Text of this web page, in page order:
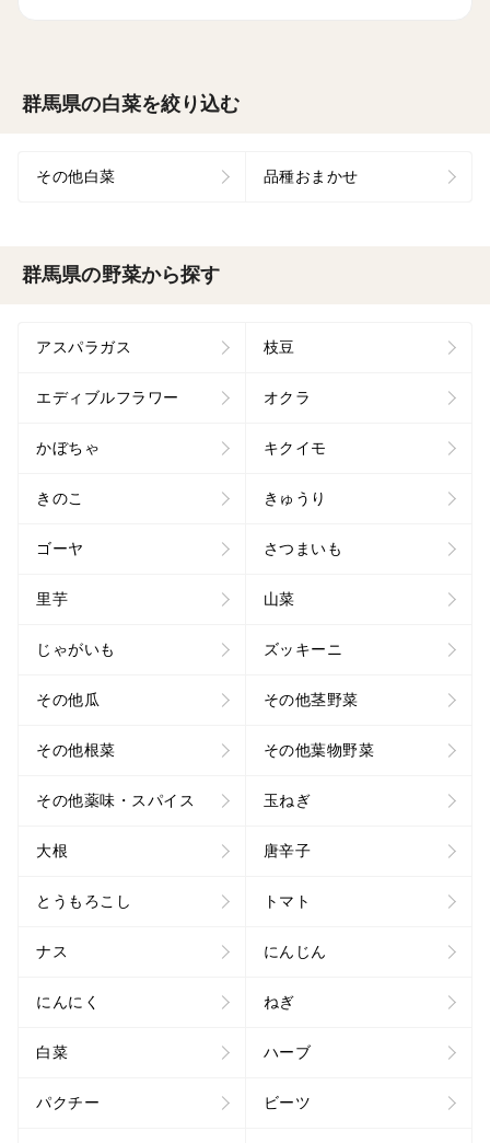
群馬県の白菜を絞り込む
その他白菜 品種おまかせ
群馬県の野菜から探す
アスパラガス 枝豆
エディブルフラワー オクラ
かぼちゃ キクイモ
きのこ きゅうり
ゴーヤ さつまいも
里芋 山菜
じゃがいも ズッキーニ
その他瓜 その他茎野菜
その他根菜 その他葉物野菜
その他薬味・スパイス 玉ねぎ
大根 唐辛子
とうもろこし トマト
ナス にんじん
にんにく ねぎ
白菜 ハーブ
パクチー ビーツ